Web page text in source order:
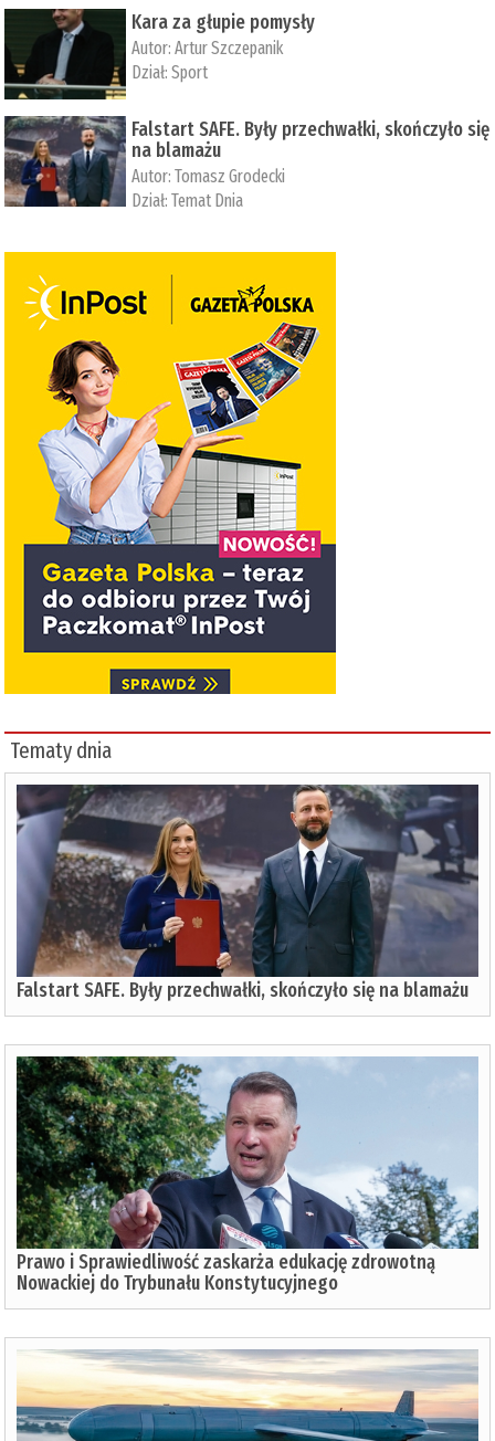
Kara za głupie pomysły
Autor:Artur Szczepanik
Dział:Sport
Falstart SAFE. Były przechwałki, skończyło się
na blamażu
Autor:Tomasz Grodecki
Dział:Temat Dnia
Tematy dnia
Falstart SAFE. Były przechwałki, skończyło się na blamażu
Prawo i Sprawiedliwość zaskarża edukację zdrowotną
Nowackiej do Trybunału Konstytucyjnego